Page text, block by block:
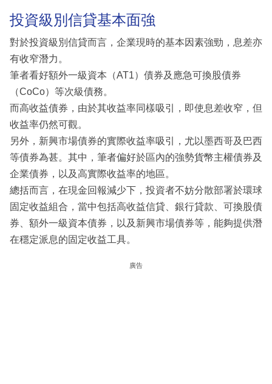
投資級別信貸基本面強
對於投資級別信貸而言，企業現時的基本因素強勁，息差亦
有收窄潛力。
筆者看好額外一級資本（AT1）債券及應急可換股債券
（CoCo）等次級債務。
而高收益債券，由於其收益率同樣吸引，即使息差收窄，但
收益率仍然可觀。
另外，新興市場債券的實際收益率吸引，尤以墨西哥及巴西
等債券為甚。其中，筆者偏好於區內的強勢貨幣主權債券及
企業債券，以及高實際收益率的地區。
總括而言，在現金回報減少下，投資者不妨分散部署於環球
固定收益組合，當中包括高收益信貸、銀行貸款、可換股債
券、額外一級資本債券，以及新興市場債券等，能夠提供潛
在穩定派息的固定收益工具。
廣告